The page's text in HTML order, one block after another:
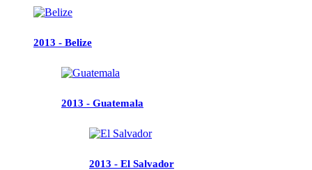
2013 - Belize
2013 - Guatemala
2013 - El Salvador